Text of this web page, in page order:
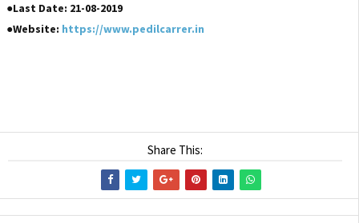
●Last Date: 21-08-2019
●Website: https://www.pedilcarrer.in
Share This: